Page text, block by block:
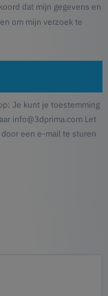
dat mijn gegevens en
om mijn verzoek te
Je kunt je toestemming
info@3dprima.com Let
een e-mail te sturen